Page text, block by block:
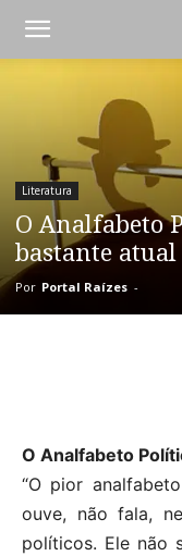
Literatura
O Analfabeto
bastante atual
Por Portal Raízes -
O Analfabeto
“O pior
ouve, não fala,
políticos. Ele não